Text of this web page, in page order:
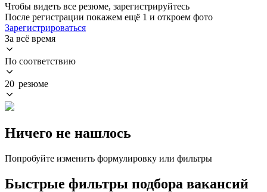
Чтобы видеть все резюме, зарегистрируйтесь
После регистрации покажем ещё 1 и откроем фото
Зарегистрироваться
За всё время
По соответствию
20 резюме
Ничего не нашлось
Попробуйте изменить формулировку или фильтры
Быстрые фильтры подбора вакансий